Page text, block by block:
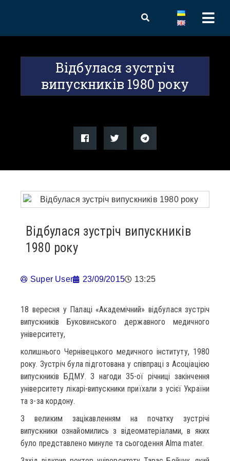
Відбулася зустріч
випускників 1980 року
Відбулася зустріч випускників
1980 року
Super User 23/09/2015 13:25
18 вересня у Палаці «Академічний» відбулася зустріч
випускників Буковинського державного медичного
університету,
колишнього Чернівецького медичного інституту, 1980
року. Зустріч була підготована у співпраці з Асоціацією
випускників БДМУ. З нагоди 35-ої річниці закінчення
університету лікарі-випускники приїхали з усієї України
та з-за кордону.
З великим зацікавленням на початку зустрічі
випускники ознайомились з відеоматеріалами, в яких
було представлено минуле та сьогодення Alma mater.